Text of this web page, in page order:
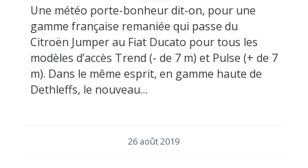
Une météo porte-bonheur dit-on, pour une
gamme française remaniée qui passe du
Citroën Jumper au Fiat Ducato pour tous les
modèles d’accès Trend (- de 7 m) et Pulse (+ de 7
m). Dans le même esprit, en gamme haute de
Dethleffs, le nouveau…
26 août 2019